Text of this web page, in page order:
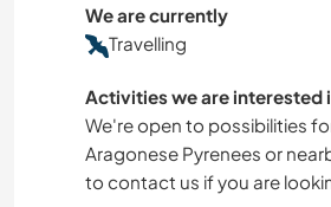
We are currently
Travelling
Activities we are interested
We're open to possibilities
Aragonese Pyrenees or
to contact us if you are